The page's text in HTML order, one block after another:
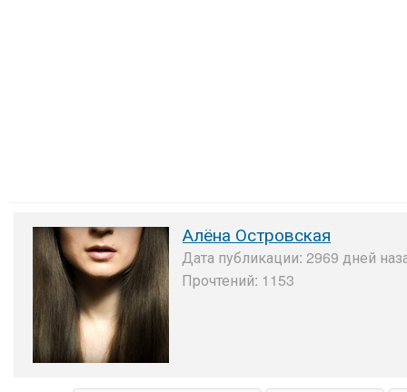
Алёна Островская
Дата публикации: 2969 дней
Прочтений: 1153